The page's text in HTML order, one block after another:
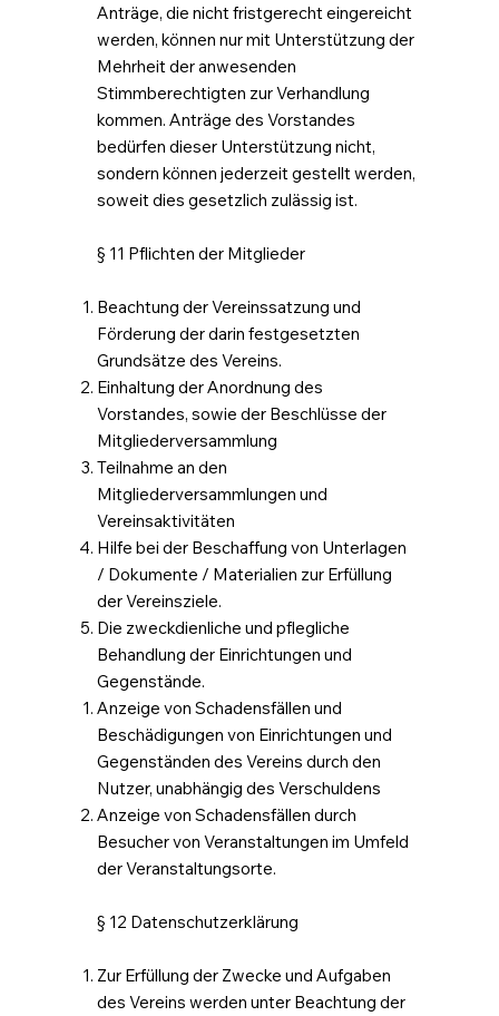
Anträge, die nicht fristgerecht eingereicht
werden, können nur mit Unterstützung der
Mehrheit der anwesenden
Stimmberechtigten zur Verhandlung
kommen. Anträge des Vorstandes
bedürfen dieser Unterstützung nicht,
sondern können jederzeit gestellt werden,
soweit dies gesetzlich zulässig ist.
§ 11 Pflichten der Mitglieder
Beachtung der Vereinssatzung und
Förderung der darin festgesetzten
Grundsätze des Vereins.
Einhaltung der Anordnung des
Vorstandes, sowie der Beschlüsse der
Mitgliederversammlung
Teilnahme an den
Mitgliederversammlungen und
Vereinsaktivitäten
Hilfe bei der Beschaffung von Unterlagen
/ Dokumente / Materialien zur Erfüllung
der Vereinsziele.
Die zweckdienliche und pflegliche
Behandlung der Einrichtungen und
Gegenstände.
Anzeige von Schadensfällen und
Beschädigungen von Einrichtungen und
Gegenständen des Vereins durch den
Nutzer, unabhängig des Verschuldens
Anzeige von Schadensfällen durch
Besucher von Veranstaltungen im Umfeld
der Veranstaltungsorte.
§ 12 Datenschutzerklärung
Zur Erfüllung der Zwecke und Aufgaben
des Vereins werden unter Beachtung der